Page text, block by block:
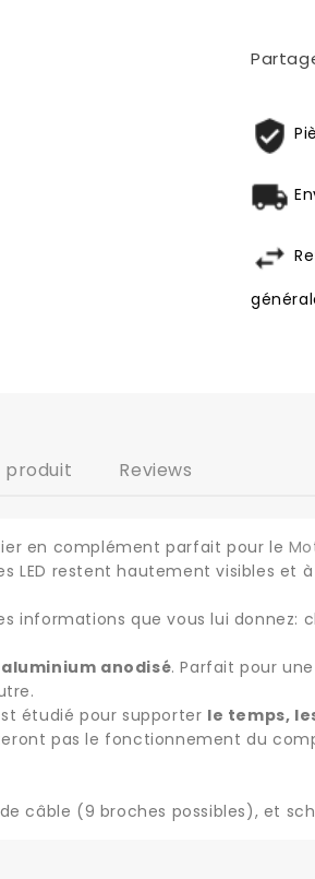
produit Reviews
en complément parfait pour le
LED restent hautement visibles et
informations que vous lui donnez:
aluminium anodisé. Parfait pour
étudié pour supporter le temps,
pas le fonctionnement du
câble (9 broches possibles), et